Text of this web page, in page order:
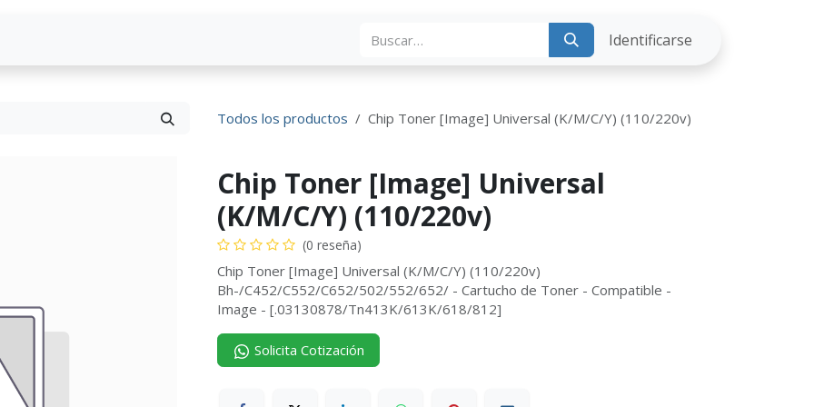
Convocatoria Identificarse
Todos los productos Chip Toner [Image] Universal (K/M/C/Y) (110/220v)
Chip Toner [Image] Universal
(K/M/C/Y) (110/220v)
(0 reseña)
Chip Toner [Image] Universal (K/M/C/Y) (110/220v)
Bh-/C452/C552/C652/502/552/652/ - Cartucho de Toner - Compatible -
Image - [.03130878/Tn413K/613K/618/812]
Solicita Cotización